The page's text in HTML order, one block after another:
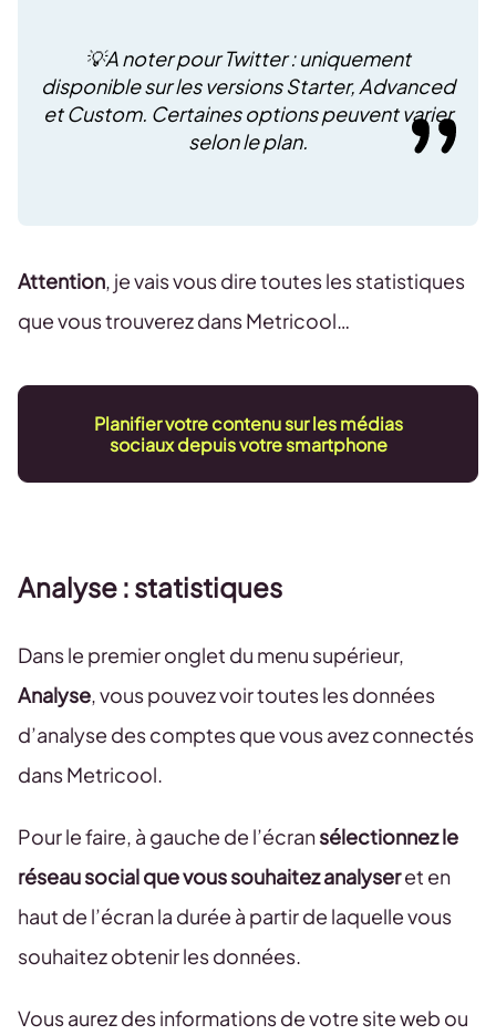
💡A noter pour Twitter : uniquement
disponible sur les versions Starter, Advanced
et Custom. Certaines options peuvent varier
selon le plan.
Attention, je vais vous dire toutes les statistiques
que vous trouverez dans Metricool…
Planifier votre contenu sur les médias
sociaux depuis votre smartphone
Analyse : statistiques
Dans le premier onglet du menu supérieur,
Analyse, vous pouvez voir toutes les données
d’analyse des comptes que vous avez connectés
dans Metricool.
Pour le faire, à gauche de l’écransélectionnez le
réseau social que vous souhaitez analyseret en
haut de l’écran la durée à partir de laquelle vous
souhaitez obtenir les données.
Vous aurez des informations de votre site web ou